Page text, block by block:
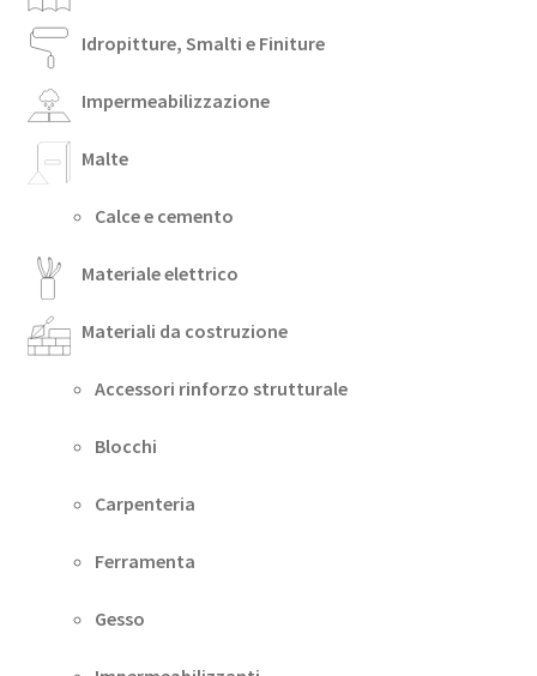
Idropitture, Smalti e Finiture
Impermeabilizzazione
Malte
Calce e cemento
Materiale elettrico
Materiali da costruzione
Accessori rinforzo strutturale
Blocchi
Carpenteria
Ferramenta
Gesso